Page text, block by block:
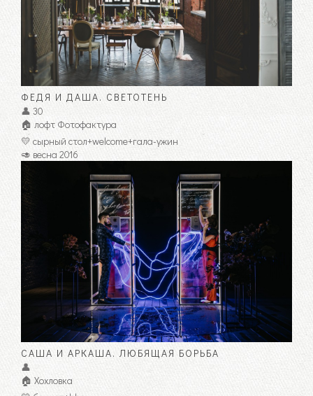
ФЕДЯ И ДАША. СВЕТОТЕНЬ
👤 30
🏠 лофт Фотофактура
💛 сырный стол+welcome+гала-ужин
🥑 весна 2016
САША И АРКАША. ЛЮБЯЩАЯ БОРЬБА
👤
🏠 Хохловка